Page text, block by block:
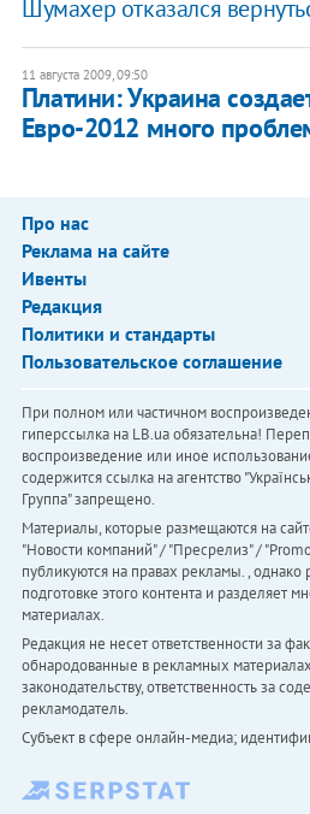
Шумахер отказался
11 августа 2009, 09:50
Платини: Украина
Евро-2012 много
Про нас
Реклама на сайте
Ивенты
Редакция
Политики и стандарты
Пользовательское соглашение
При полном или частичном
гиперссылка на LB.ua обязательна!
воспроизведение или иное
содержится ссылка на агентство
Группа" запрещено.
Материалы, которые размещаются на
"Новости компаний" / "Пресрелиз" /
публикуются на правах рекламы. , однако
подготовке этого контента и разделяет
материалах.
Редакция не несет ответственности за
обнародованные в рекламных
законодательству, ответственность за
рекламодатель.
Субъект в сфере онлайн-медиа;